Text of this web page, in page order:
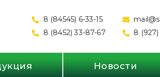
8 (84545) 6-33-15
8 (8452) 33-87-67
8
Новости